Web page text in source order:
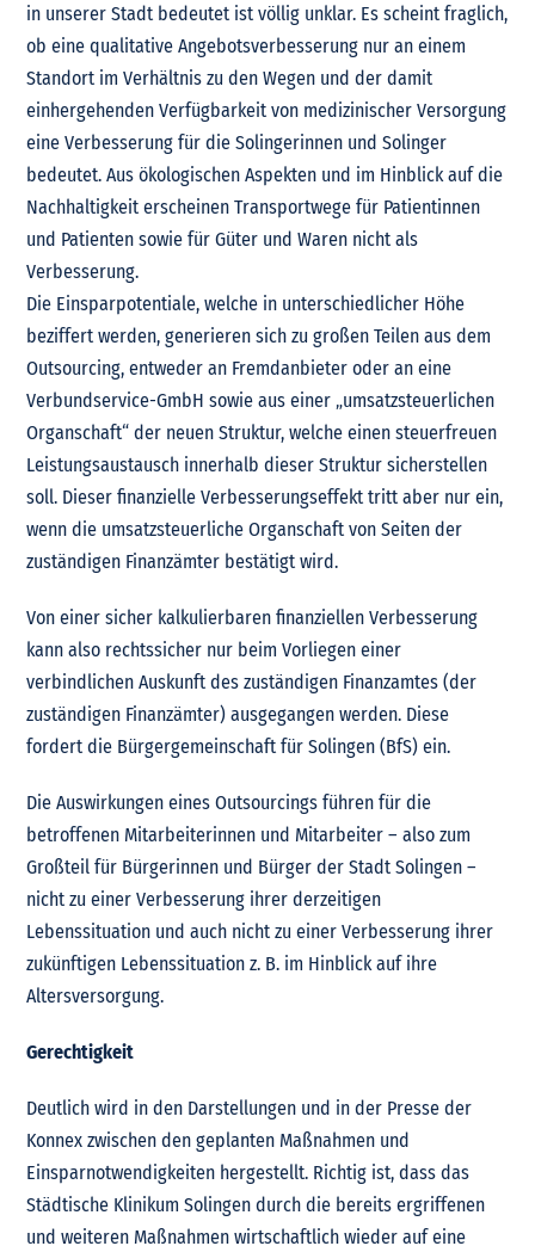
in unserer Stadt bedeutet ist völlig unklar. Es scheint fraglich,
ob eine qualitative Angebotsverbesserung nur an einem
Standort im Verhältnis zu den Wegen und der damit
einhergehenden Verfügbarkeit von medizinischer Versorgung
eine Verbesserung für die Solingerinnen und Solinger
bedeutet. Aus ökologischen Aspekten und im Hinblick auf die
Nachhaltigkeit erscheinen Transportwege für Patientinnen
und Patienten sowie für Güter und Waren nicht als
Verbesserung.
Die Einsparpotentiale, welche in unterschiedlicher Höhe
beziffert werden, generieren sich zu großen Teilen aus dem
Outsourcing, entweder an Fremdanbieter oder an eine
Verbundservice-GmbH sowie aus einer „umsatzsteuerlichen
Organschaft“ der neuen Struktur, welche einen steuerfreuen
Leistungsaustausch innerhalb dieser Struktur sicherstellen
soll. Dieser finanzielle Verbesserungseffekt tritt aber nur ein,
wenn die umsatzsteuerliche Organschaft von Seiten der
zuständigen Finanzämter bestätigt wird.
Von einer sicher kalkulierbaren finanziellen Verbesserung
kann also rechtssicher nur beim Vorliegen einer
verbindlichen Auskunft des zuständigen Finanzamtes (der
zuständigen Finanzämter) ausgegangen werden. Diese
fordert die Bürgergemeinschaft für Solingen (BfS) ein.
Die Auswirkungen eines Outsourcings führen für die
betroffenen Mitarbeiterinnen und Mitarbeiter – also zum
Großteil für Bürgerinnen und Bürger der Stadt Solingen –
nicht zu einer Verbesserung ihrer derzeitigen
Lebenssituation und auch nicht zu einer Verbesserung ihrer
zukünftigen Lebenssituation z. B. im Hinblick auf ihre
Altersversorgung.
Gerechtigkeit
Deutlich wird in den Darstellungen und in der Presse der
Konnex zwischen den geplanten Maßnahmen und
Einsparnotwendigkeiten hergestellt. Richtig ist, dass das
Städtische Klinikum Solingen durch die bereits ergriffenen
und weiteren Maßnahmen wirtschaftlich wieder auf eine